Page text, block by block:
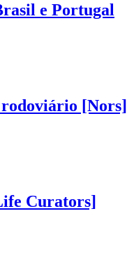
e Portugal
rodoviário [Nors]
Curators]